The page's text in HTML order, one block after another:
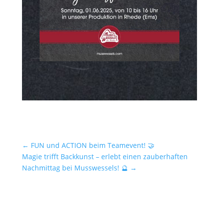
← FUN und ACTION beim Teamevent! 🤝
Magie trifft Backkunst – erlebt einen zauberhaften
Nachmittag bei Musswessels! 🔮 →